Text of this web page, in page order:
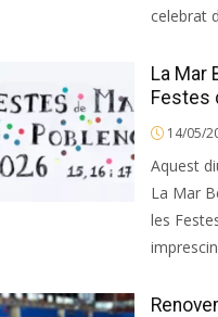
celebrat
La Mar
Festes
14/05/
Aquest
La Mar
les